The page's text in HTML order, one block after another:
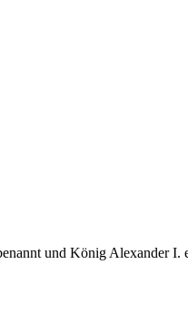
und König Alexander I.